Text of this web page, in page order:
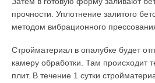
прочности. Уплотнение залитого
методом вибрационного
Стройматериал в опалубке будет
камеру обработки. Там происходит
плит. В течение 1 сутки